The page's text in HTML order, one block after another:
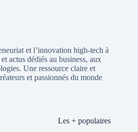
et l’innovation high-tech à
actus dédiés au business, aux
Une ressource claire et
et passionnés du monde
Les + populaires